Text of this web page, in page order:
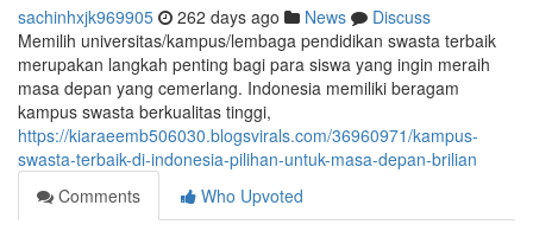
sachinhxjk969905 262 days ago News
Discuss
Memilih universitas/kampus/lembaga pendidikan swasta terbaik
merupakan langkah penting bagi para siswa yang ingin meraih
masa depan yang cemerlang. Indonesia memiliki beragam
kampus swasta berkualitas tinggi,
https://kiaraeemb506030.blogsvirals.com/36960971/kampus-
swasta-terbaik-di-indonesia-pilihan-untuk-masa-depan-brilian
Comments
Who Upvoted